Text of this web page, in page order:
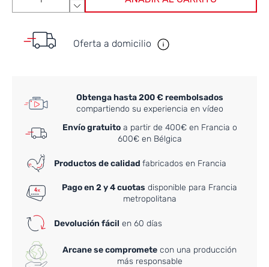
Oferta a domicilio
Obtenga hasta 200 € reembolsados
compartiendo su experiencia en vídeo
Envío gratuitoa partir de 400€ en Francia o
600€ en Bélgica
Productos de calidad fabricados en Francia
Pago en 2 y 4 cuotas disponible para Francia
metropolitana
Devolución fácil en 60 días
Arcane se compromete con una producción
más responsable